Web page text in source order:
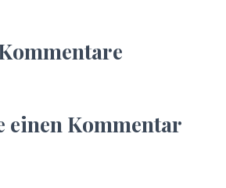
einen Kommentar